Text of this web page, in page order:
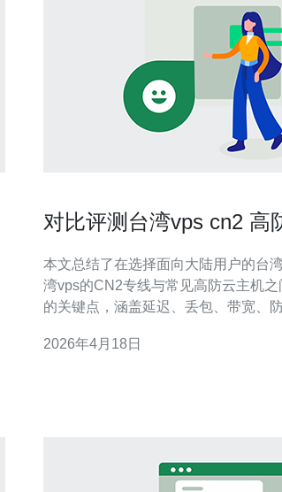
对比评测台湾vps cn2 高
本文总结了在选择面向大陆用户的台
湾vps的CN2专线与常见高防云主机
的关键点，涵盖延迟、丢包、带宽、
延迟与吞吐上更占优势? 通常采用CN2
2026年4月18日